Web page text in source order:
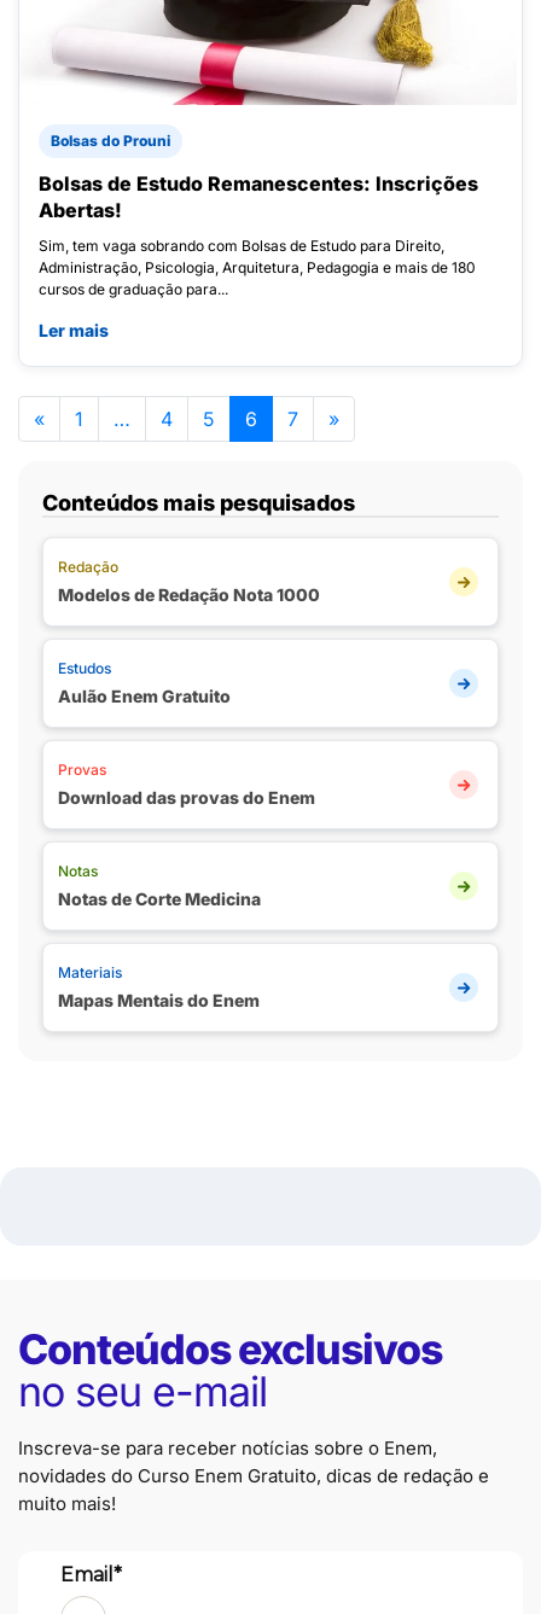
Bolsas do Prouni
Bolsas de Estudo Remanescentes: Inscrições
Abertas!
Sim, tem vaga sobrando com Bolsas de Estudo para Direito,
Administração, Psicologia, Arquitetura, Pedagogia e mais de 180
cursos de graduação para...
Ler mais
« 1 … 4 5 6 7 »
Conteúdos mais pesquisados
Redação
Modelos de Redação Nota 1000
Estudos
Aulão Enem Gratuito
Provas
Download das provas do Enem
Notas
Notas de Corte Medicina
Materiais
Mapas Mentais do Enem
Conteúdos exclusivos
no seu e-mail
Inscreva-se para receber notícias sobre o Enem,
novidades do Curso Enem Gratuito, dicas de redação e
muito mais!
Email*